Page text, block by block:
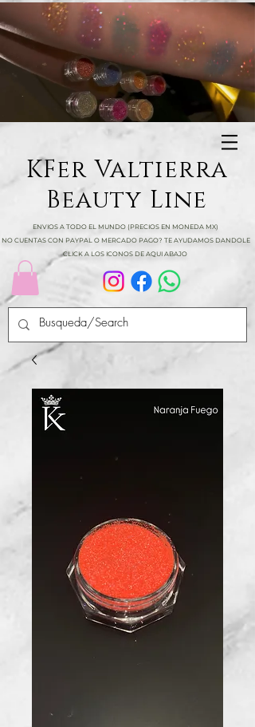
KFer Valtierra
Beauty Line
ENVIOS A TODO EL MUNDO (PRECIOS EN MONEDA MX)
NO CUENTAS CON PAYPAL O MERCADO PAGO? TE AYUDAMOS DANDOLE
CLICK A LOS ICONOS DE AQUI ABAJO